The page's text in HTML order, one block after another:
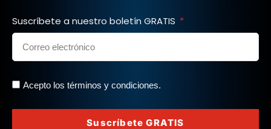
Suscríbete a nuestro boletín GRATIS
Acepto los términos y condiciones.
Suscríbete GRATIS